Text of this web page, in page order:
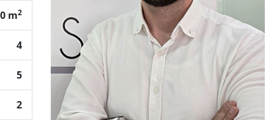
m2
4
5
2